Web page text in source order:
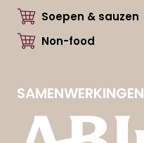
Soepen & sauzen
Non-food
SAMENWERKINGEN